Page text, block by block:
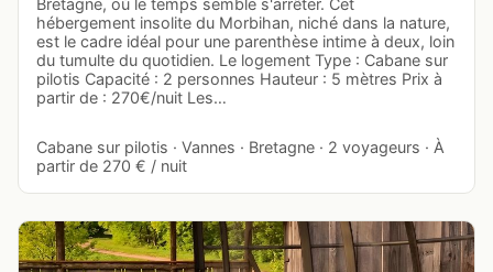
hébergement insolite du Morbihan, niché dans la nature,
est le cadre idéal pour une parenthèse intime à deux, loin
du tumulte du quotidien. Le logement Type : Cabane sur
pilotis Capacité : 2 personnes Hauteur : 5 mètres Prix à
partir de : 270€/nuit Les…
Cabane sur pilotis · Vannes · Bretagne · 2 voyageurs · À
partir de 270 € / nuit